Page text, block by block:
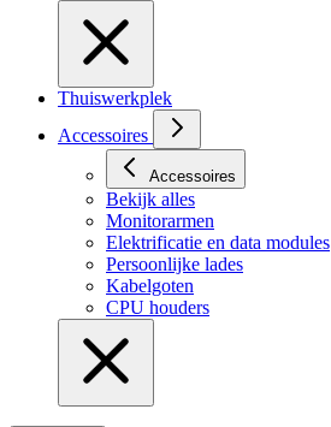
Thuiswerkplek
Accessoires
Accessoires
Bekijk alles
Monitorarmen
Elektrificatie en data modules
Persoonlijke lades
Kabelgoten
CPU houders